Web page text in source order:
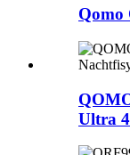
Qomo
Ultra